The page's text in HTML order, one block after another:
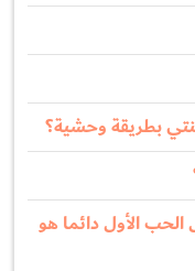
بطريقة وحشية؟
الأول دائما هو